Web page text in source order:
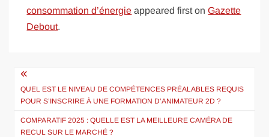
consommation d’énergie appeared first onGazette
Debout.
Navigation
de
l’article
QUEL EST LE NIVEAU DE COMPÉTENCES PRÉALABLES REQUIS
POUR S’INSCRIRE À UNE FORMATION D’ANIMATEUR 2D ?
COMPARATIF 2025 : QUELLE EST LA MEILLEURE CAMÉRA DE
RECUL SUR LE MARCHÉ ?